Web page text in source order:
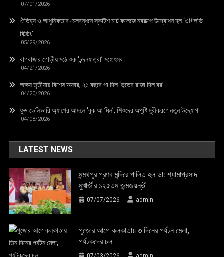
07/01/2026
ঐতিহ্য ও আধুনিকতার মেলবন্ধনে স্কটিশ চার্চ কলেজে নবরূপে উদ্বোধন হল ‘ওগিলভি
বিল্ডিং’
05/29/2026
বাগবাজার গৌড়ীয় মঠে শুরু ‘চন্দনযাত্রা’ মহোৎসব
04/21/2026
অক্ষয় তৃতীয়ায় বিশেষ অফার, ২১ বছরে পা দিল ‘ভূতের রাজা দিল বর’
04/20/2026
ফুড ডেলিভারি অ্যাপের আদলে ‘বুক আ মিল’, শিশুদের অপুষ্টি দূরীকরণে নতুন উদ্যোগ
04/08/2026
LATEST NEWS
মন্মথপুর প্রণব মন্দিরে পালিত হল ডা: শ্যামাপ্রসাদ
মুখার্জীর ১২৫তম জন্মজয়ন্তী
07/07/2026 admin
পুজোর আগে কলকাতায় ৩ দিনের পর্যটন মেলা,
পর্যটকদের ঢল